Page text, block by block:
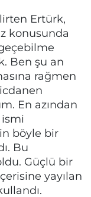
Ertürk,
konusunda
Ben şu an
rağmen
En azından
böyle bir
Bu
Güçlü bir
yayılan